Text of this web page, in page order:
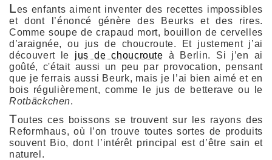
Les enfants aiment inventer des recettes impossibles
et dont l’énoncé génère des Beurks et des rires.
Comme soupe de crapaud mort, bouillon de cervelles
d’araignée, ou jus de choucroute. Et justement j’ai
découvert le jus de choucroute à Berlin. Si j’en ai
goûté, c'était aussi un peu par provocation, pensant
que je ferrais aussi Beurk, mais je l’ai bien aimé et en
bois régulièrement, comme le jus de betterave ou le
Rotbäckchen.
Toutes ces boissons se trouvent sur les rayons des
Reformhaus, où l’on trouve toutes sortes de produits
souvent Bio, dont l’intérêt principal est d’être sain et
naturel.